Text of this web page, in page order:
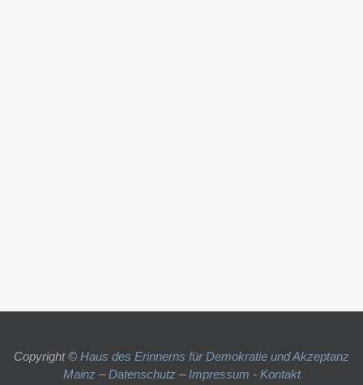
Copyright © Haus des Erinnerns für Demokratie und Akzeptanz
Mainz –Datenschutz– Impressum - Kontakt